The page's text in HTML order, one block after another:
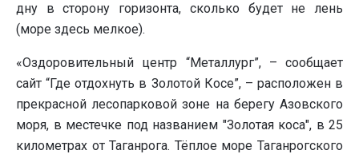
дну в сторону горизонта, сколько будет не лень
(море здесь мелкое).
«Оздоровительный центр “Металлург”, – сообщает
сайт “Где отдохнуть в Золотой Косе”, – расположен в
прекрасной лесопарковой зоне на берегу Азовского
моря, в местечке под названием "Золотая коса", в 25
километрах от Таганрога. Тёплое море Таганрогского